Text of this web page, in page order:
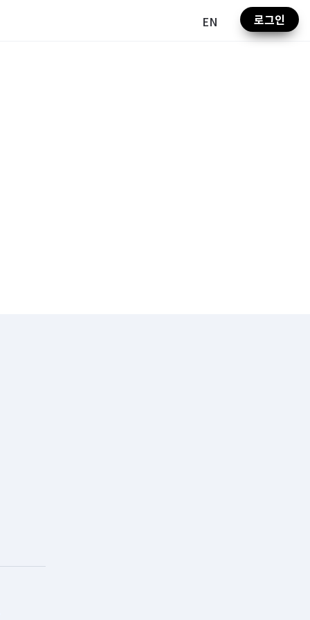
EN 로그인